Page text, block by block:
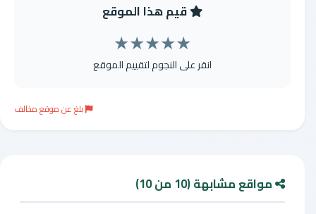
قيم هذا الموقع
★
★
★
★
★
انقر على النجوم لتقييم الموقع
بلغ عن موقع مخالف
مواقع مشابهة (10 من 10)